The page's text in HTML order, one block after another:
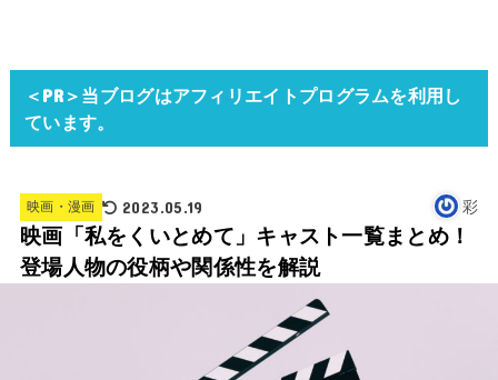
＜PR＞当ブログはアフィリエイトプログラムを利用し
ています。
映画・漫画 2023.05.19 彩
映画「私をくいとめて」キャスト一覧まとめ！
登場人物の役柄や関係性を解説